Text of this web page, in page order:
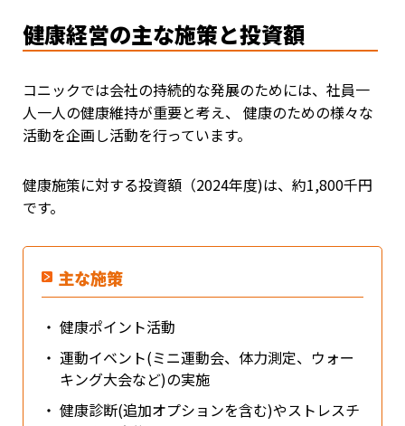
健康経営の主な施策と投資額
コニックでは会社の持続的な発展のためには、社員一
人一人の健康維持が重要と考え、 健康のための様々な
活動を企画し活動を行っています。
健康施策に対する投資額（2024年度)は、約1,800千円
です。
主な施策
・ 健康ポイント活動
・ 運動イベント(ミニ運動会、体力測定、ウォー
キング大会など)の実施
・ 健康診断(追加オプションを含む)やストレスチ